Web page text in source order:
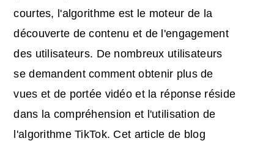
courtes, l'algorithme est le moteur de la
découverte de contenu et de l'engagement
des utilisateurs. De nombreux utilisateurs
se demandent comment obtenir plus de
vues et de portée vidéo et la réponse réside
dans la compréhension et l'utilisation de
l'algorithme TikTok. Cet article de blog